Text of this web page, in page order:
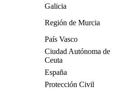
Galicia
Región de Murcia
País Vasco
Ciudad Autónoma de
Ceuta
España
Protección Civil